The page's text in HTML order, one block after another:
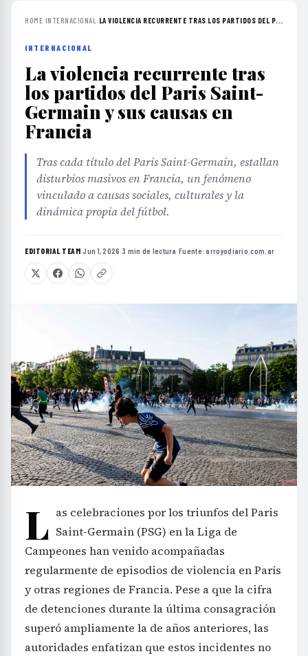
HOME›INTERNACIONAL › LA VIOLENCIA RECURRENTE TRAS LOS PARTIDOS DEL P...
INTERNACIONAL
La violencia recurrente tras
los partidos del Paris Saint-
Germain y sus causas en
Francia
Tras cada título del Paris Saint-Germain, estallan
disturbios masivos en Francia, un fenómeno
vinculado a causas sociales, culturales y la
dinámica propia del fútbol.
EDITORIAL TEAM·Jun 1, 2026 ·3 min de lectura ·Fuente:arroyodiario.com.ar
L as celebraciones por los triunfos del Paris
Saint-Germain (PSG) en la Liga de
Campeones han venido acompañadas
regularmente de episodios de violencia en París
y otras regiones de Francia. Pese a que la cifra
de detenciones durante la última consagración
superó ampliamente la de años anteriores, las
autoridades enfatizan que estos incidentes no